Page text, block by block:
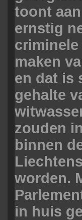
toont
ernstig
maken
en dat is
gehalte
zouden
binnen
worden.
in huis